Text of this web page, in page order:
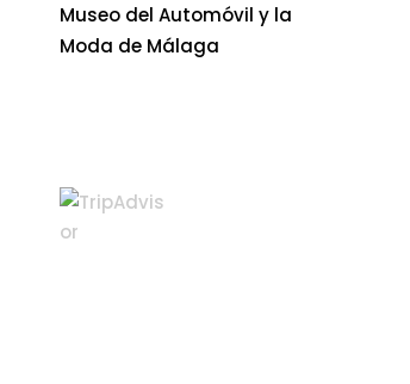
Museo del Automóvil y la
Moda de Málaga